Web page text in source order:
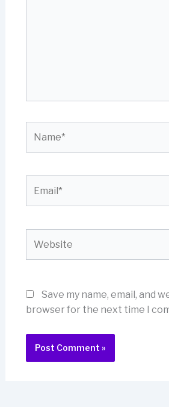
Save my name, email, and
browser for the next time I